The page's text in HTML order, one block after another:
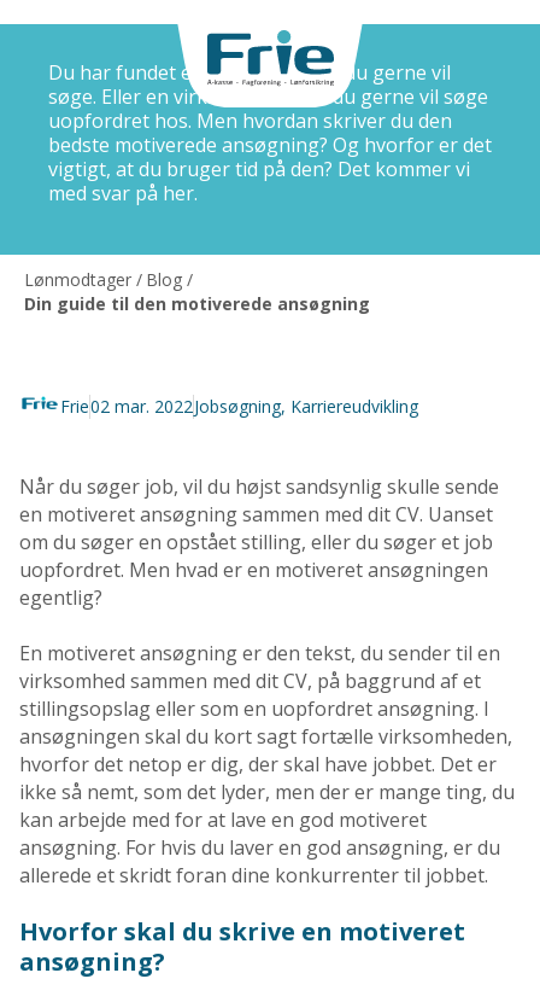
Du har fundet et stillingsopslag, du gerne vil
søge. Eller en virksomhed, som du gerne vil søge
uopfordret hos. Men hvordan skriver du den
bedste motiverede ansøgning? Og hvorfor er det
vigtigt, at du bruger tid på den? Det kommer vi
med svar på her.
Lønmodtager / Blog /
Din guide til den motiverede ansøgning
Frie02 mar. 2022Jobsøgning, Karriereudvikling
Når du søger job, vil du højst sandsynlig skulle sende
en motiveret ansøgning sammen med dit CV. Uanset
om du søger en opstået stilling, eller du søger et job
uopfordret. Men hvad er en motiveret ansøgningen
egentlig?
En motiveret ansøgning er den tekst, du sender til en
virksomhed sammen med dit CV, på baggrund af et
stillingsopslag eller som en uopfordret ansøgning. I
ansøgningen skal du kort sagt fortælle virksomheden,
hvorfor det netop er dig, der skal have jobbet. Det er
ikke så nemt, som det lyder, men der er mange ting, du
kan arbejde med for at lave en god motiveret
ansøgning. For hvis du laver en god ansøgning, er du
allerede et skridt foran dine konkurrenter til jobbet.
Hvorfor skal du skrive en motiveret
ansøgning?